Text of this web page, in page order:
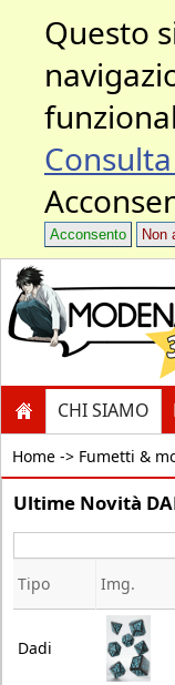
Questo
Acconsento Non
CHI SIAMO
Home -> Fumetti &
Ultime Novità
Tipo Img.
Dadi